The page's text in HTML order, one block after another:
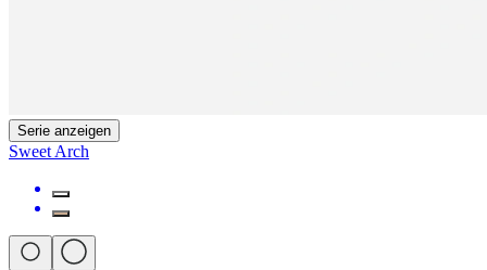
Serie anzeigen
Sweet Arch